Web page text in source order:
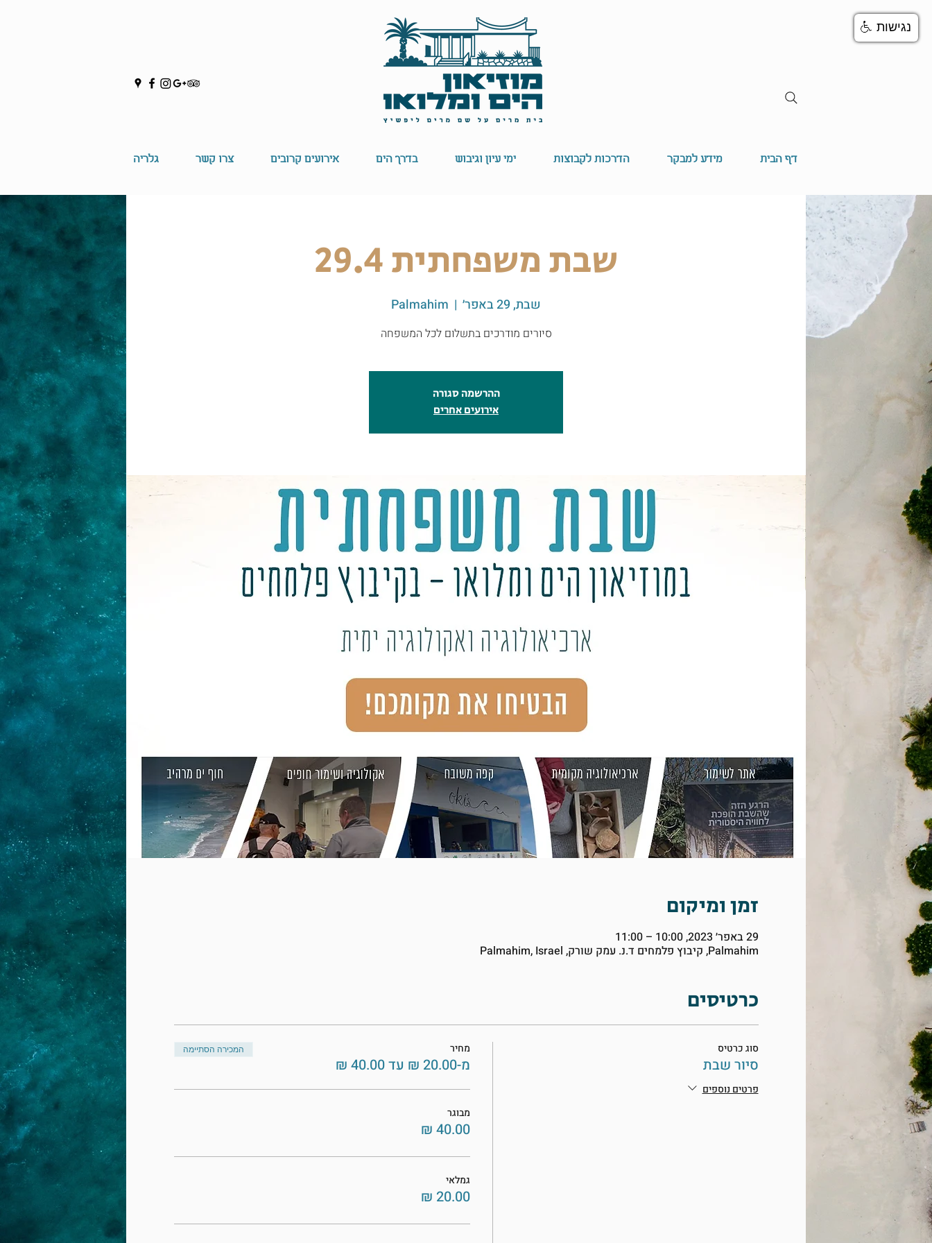
דף הבית מידע למבקר הדרכות לקבוצות ימי עיון וגיבוש בדרך הים אירועים קרובים צרו קשר גלריה
שבת משפחתית 29.4
שבת, 29 באפר׳
  |
Palmahim
סיורים מודרכים בתשלום לכל המשפחה
ההרשמה סגורה
אירועים אחרים
זמן ומיקום
29 באפר׳ 2023, 10:00 – 11:00
Palmahim, קיבוץ פלמחים ד.נ. עמק שורק, Palmahim, Israel
כרטיסים
סוג כרטיס
סיור שבת
פרטים נוספים
מחיר
מ-‏20.00 ‏₪ עד ‏40.00 ‏₪
המכירה הסתיימה
מבוגר
גמלאי
נגישות